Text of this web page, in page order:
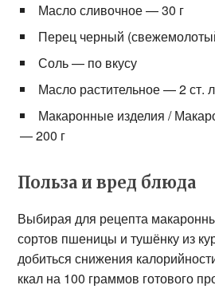
Масло сливочное — 30 г
Перец черный
Соль — по вкусу
Масло растительное — 2 ст.
Макаронные изделия /
— 200 г
Польза и вред блюда
Выбирая для рецепта
сортов пшеницы и тушёнку из
добиться снижения
ккал на 100 граммов готового